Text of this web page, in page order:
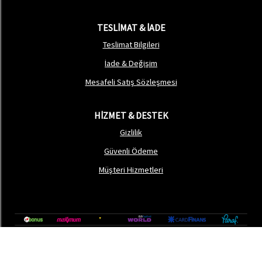
TESLİMAT & İADE
Teslimat Bilgileri
İade & Değişim
Mesafeli Satış Sözleşmesi
HİZMET & DESTEK
Gizlilik
Güvenli Ödeme
Müşteri Hizmetleri